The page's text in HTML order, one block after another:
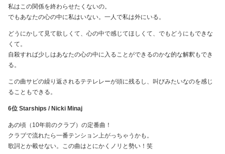
私はこの関係を終わらせたくないの。
でもあなたの心の中に私はいない。一人で私は外にいる。
どうにかして見て欲しくて、心の中で感じてほしくて、でもどうにもできな
くて。
自殺すれば少しはあなたの心の中に入ることができるのかな的な解釈もでき
る。
この曲サビの繰り返されるテテレレーが頭に残るし、叫びみたいなのを感じ
ることもできる。
6位 Starships / Nicki Minaj
あの頃（10年前のクラブ）の定番曲！
クラブで流れたら一番テンション上がっちゃうかも。
歌詞とか載せない。この曲はとにかくノリと勢い！笑